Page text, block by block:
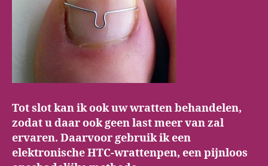
Tot slot kan ik ook uw wratten behandelen,
zodat u daar ook geen last meer van zal
ervaren. Daarvoor gebruik ik een
elektronische HTC-wrattenpen, een pijnloos